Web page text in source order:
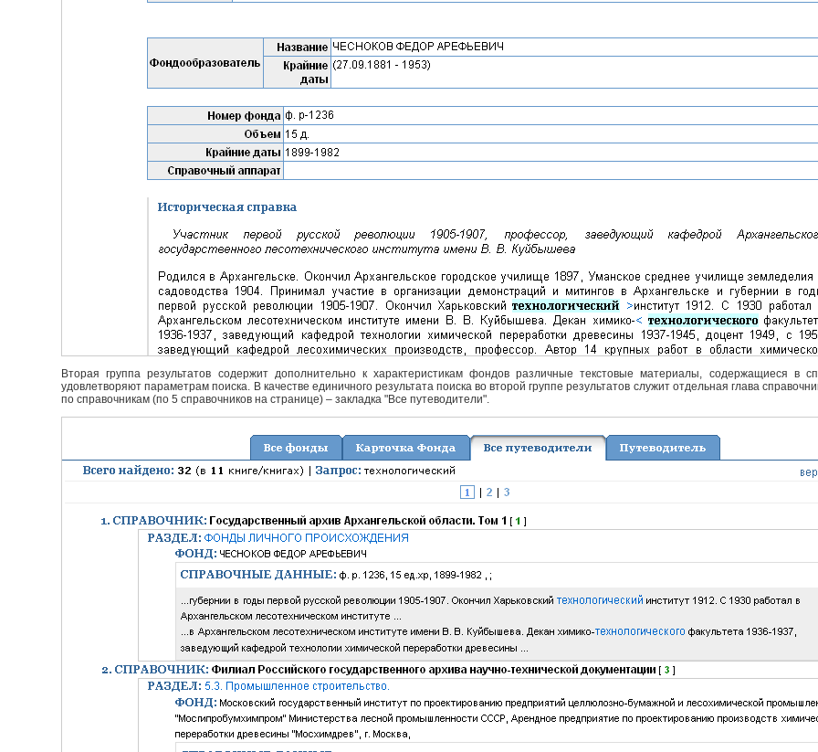
Вторая группа результатов содержит дополнительно к характеристикам фондов различные текстовые материалы, содержащиеся в
удовлетворяют параметрам поиска. В качестве единичного результата поиска во второй группе результатов служит отдельная глава
по справочникам (по 5 справочников на странице) – закладка "Все путеводители".